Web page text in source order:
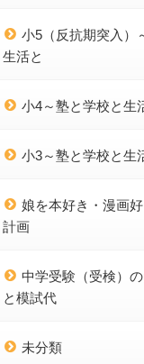
小5（反抗期突入）
生活と
小4～塾と学校と生
小3～塾と学校と生
娘を本好き・漫画
計画
中学受験（受検）
と模試代
未分類